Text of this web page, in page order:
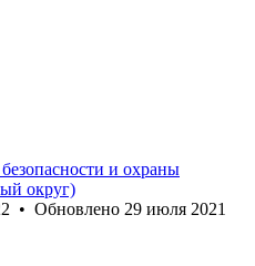
и охраны
округ)
• Обновлено 29 июля 2021